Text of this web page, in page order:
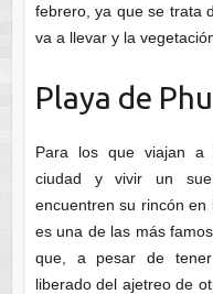
febrero, ya que se trata
va a llevar y la
Playa de
Para los que viajan a
ciudad y vivir un
encuentren su rincón en
es una de las más
que, a pesar de
liberado del ajetreo de